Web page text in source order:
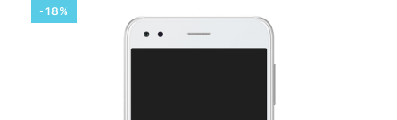
-18%